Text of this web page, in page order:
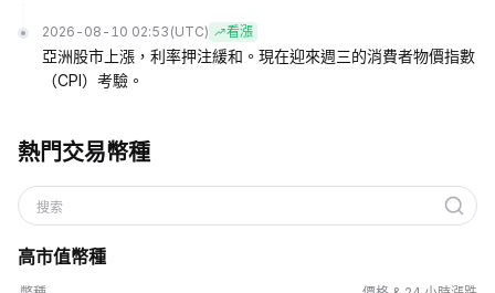
2026-08-10 02:53 (UTC) 看漲
亞洲股市上漲，利率押注緩和。現在迎來週三的消費者物價指數
（CPI）考驗。
熱門交易幣種
搜索
高市值幣種